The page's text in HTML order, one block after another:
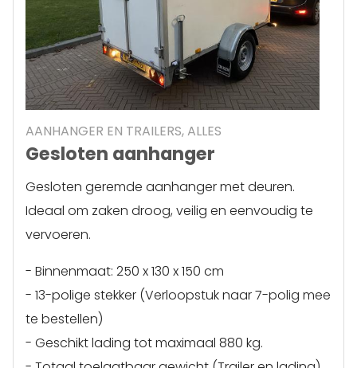
AANHANGER EN TRAILERS, ALLES
Gesloten aanhanger
Gesloten geremde aanhanger met deuren.
Ideaal om zaken droog, veilig en eenvoudig te
vervoeren.
- Binnenmaat: 250 x 130 x 150 cm
- 13-polige stekker (Verloopstuk naar 7-polig mee
te bestellen)
- Geschikt lading tot maximaal 880 kg.